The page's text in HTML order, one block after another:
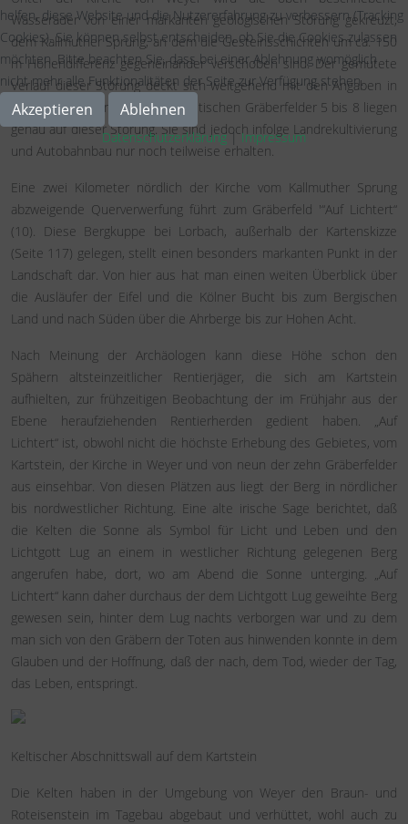
Wasserader von einer markanten geologischen Störung gekreuzt,
dem Kallmuther Sprung, an dem die Gesteinsschichten um ca. 150
m Höhendifferenz gegeneinander verschoben sind. Der gemutete
Verlauf dieser Störung deckt sich weitgehend mit den Angaben in
den geologischen Karten. Die keltischen Gräberfelder 5 bis 8 liegen
genau auf dieser Störung. Sie sind jedoch infolge Landrekultivierung
und Autobahnbau nur noch teilweise erhalten.
Eine zwei Kilometer nördlich der Kirche vom Kallmuther Sprung
abzweigende Querverwerfung führt zum Gräberfeld '“Auf Lichtert“
(10). Diese Bergkuppe bei Lorbach, außerhalb der Kartenskizze
(Seite 117) gelegen, stellt einen besonders markanten Punkt in der
Landschaft dar. Von hier aus hat man einen weiten Überblick über
die Ausläufer der Eifel und die Kölner Bucht bis zum Bergischen
Land und nach Süden über die Ahrberge bis zur Hohen Acht.
Nach Meinung der Archäologen kann diese Höhe schon den
Spähern altsteinzeitlicher Rentierjäger, die sich am Kartstein
aufhielten, zur frühzeitigen Beobachtung der im Frühjahr aus der
Ebene heraufziehenden Rentierherden gedient haben. „Auf
Lichtert“ ist, obwohl nicht die höchste Erhebung des Gebietes, vom
Kartstein, der Kirche in Weyer und von neun der zehn Gräberfelder
aus einsehbar. Von diesen Plätzen aus liegt der Berg in nördlicher
bis nordwestlicher Richtung. Eine alte irische Sage berichtet, daß
die Kelten die Sonne als Symbol für Licht und Leben und den
Lichtgott Lug an einem in westlicher Richtung gelegenen Berg
angerufen habe, dort, wo am Abend die Sonne unterging. „Auf
Lichtert“ kann daher durchaus der dem Lichtgott Lug geweihte Berg
gewesen sein, hinter dem Lug nachts verborgen war und zu dem
man sich von den Gräbern der Toten aus hinwenden konnte in dem
Glauben und der Hoffnung, daß der nach, dem Tod, wieder der Tag,
das Leben, entspringt.
Keltischer Abschnittswall auf dem Kartstein
Die Kelten haben in der Umgebung von Weyer den Braun- und
Roteisenstein im Tagebau abgebaut und verhüttet, wohl auch zu
helfen, diese Website und die Nutzererfahrung zu verbessern (Tracking
Cookies). Sie können selbst entscheiden, ob Sie die Cookies zulassen
möchten. Bitte beachten Sie, dass bei einer Ablehnung womöglich
nicht mehr alle Funktionalitäten der Seite zur Verfügung stehen.
Akzeptieren Ablehnen
Datenschutzerklärung|Impressum